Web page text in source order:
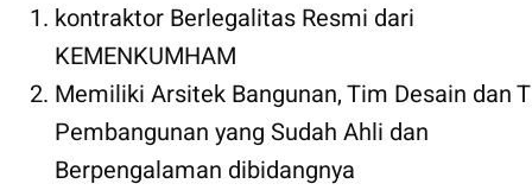
kontraktor Berlegalitas Resmi dari
KEMENKUMHAM
Memiliki Arsitek Bangunan, Tim Desain dan
Pembangunan yang Sudah Ahli dan
Berpengalaman dibidangnya